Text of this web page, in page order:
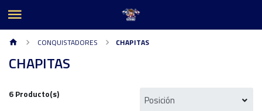
CONQUISTADORES CHAPITAS
CHAPITAS
6 Producto(s)